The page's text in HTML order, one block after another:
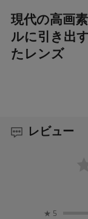
現代の高画
ルに引き出
たレンズ
レビュー
★ 5